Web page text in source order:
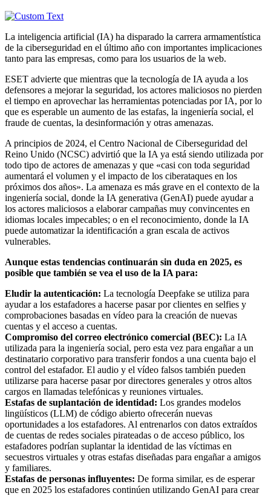
La inteligencia artificial (IA) ha disparado la carrera armamentística
de la ciberseguridad en el último año con importantes implicaciones
tanto para las empresas, como para los usuarios de la web.
ESET advierte que mientras que la tecnología de IA ayuda a los
defensores a mejorar la seguridad, los actores maliciosos no pierden
el tiempo en aprovechar las herramientas potenciadas por IA, por lo
que es esperable un aumento de las estafas, la ingeniería social, el
fraude de cuentas, la desinformación y otras amenazas.
A principios de 2024, el Centro Nacional de Ciberseguridad del
Reino Unido (NCSC) advirtió que la IA ya está siendo utilizada por
todo tipo de actores de amenazas y que «casi con toda seguridad
aumentará el volumen y el impacto de los ciberataques en los
próximos dos años». La amenaza es más grave en el contexto de la
ingeniería social, donde la IA generativa (GenAI) puede ayudar a
los actores maliciosos a elaborar campañas muy convincentes en
idiomas locales impecables; o en el reconocimiento, donde la IA
puede automatizar la identificación a gran escala de activos
vulnerables.
Aunque estas tendencias continuarán sin duda en 2025, es
posible que también se vea el uso de la IA para:
Eludir la autenticación: La tecnología Deepfake se utiliza para
ayudar a los estafadores a hacerse pasar por clientes en selfies y
comprobaciones basadas en vídeo para la creación de nuevas
cuentas y el acceso a cuentas.
Compromiso del correo electrónico comercial (BEC): La IA
utilizada para la ingeniería social, pero esta vez para engañar a un
destinatario corporativo para transferir fondos a una cuenta bajo el
control del estafador. El audio y el vídeo falsos también pueden
utilizarse para hacerse pasar por directores generales y otros altos
cargos en llamadas telefónicas y reuniones virtuales.
Estafas de suplantación de identidad: Los grandes modelos
lingüísticos (LLM) de código abierto ofrecerán nuevas
oportunidades a los estafadores. Al entrenarlos con datos extraídos
de cuentas de redes sociales pirateadas o de acceso público, los
estafadores podrían suplantar la identidad de las víctimas en
secuestros virtuales y otras estafas diseñadas para engañar a amigos
y familiares.
Estafas de personas influyentes: De forma similar, es de esperar
que en 2025 los estafadores continúen utilizando GenAI para crear